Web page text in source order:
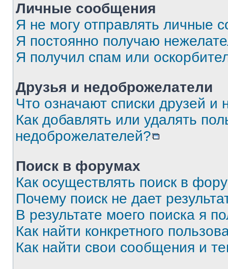
Личные сообщения
Я не могу отправлять личные
Я постоянно получаю
Я получил спам или
Друзья и недоброжелатели
Что означают списки друзей и
Как добавлять или удалять
недоброжелателей?
Поиск в форумах
Как осуществлять поиск в
Почему поиск не дает
В результате моего поиска я
Как найти конкретного
Как найти свои сообщения и